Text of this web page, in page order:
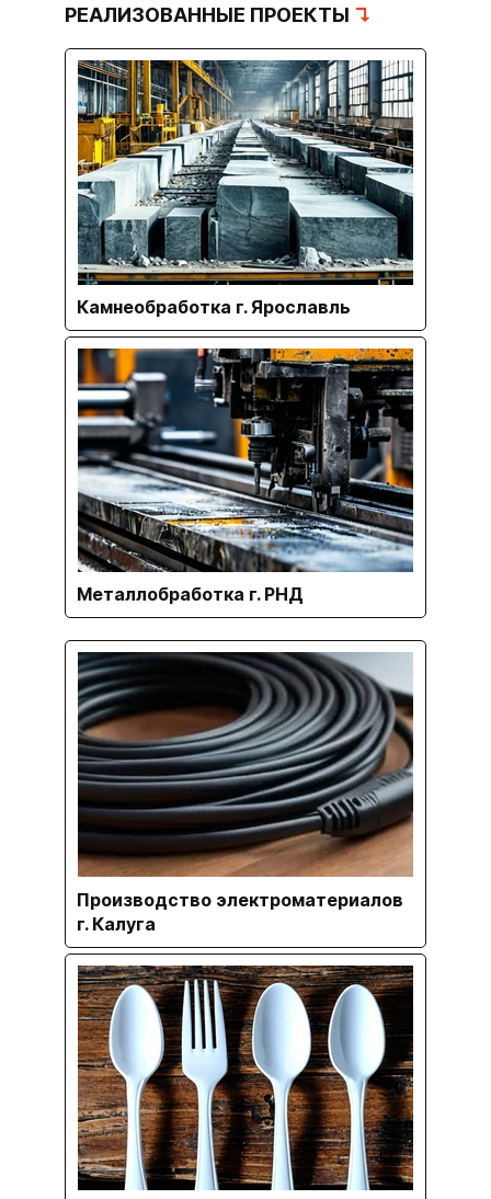
РЕАЛИЗОВАННЫЕ ПРОЕКТЫ ↴
Камнеобработка г. Ярославль
Металлобработка г. РНД
Производство электроматериалов
г. Калуга